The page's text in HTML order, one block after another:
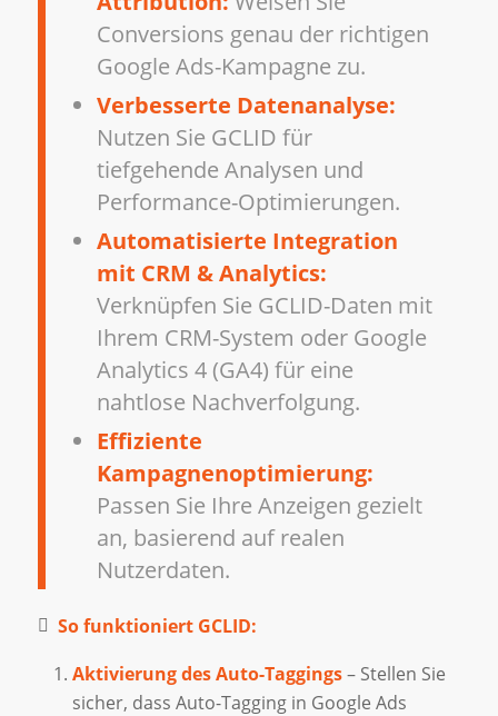
Conversions genau der richtigen
Google Ads-Kampagne zu.
Verbesserte Datenanalyse:
Nutzen Sie GCLID für
tiefgehende Analysen und
Performance-Optimierungen.
Automatisierte Integration
mit CRM & Analytics:
Verknüpfen Sie GCLID-Daten mit
Ihrem CRM-System oder Google
Analytics 4 (GA4) für eine
nahtlose Nachverfolgung.
Effiziente
Kampagnenoptimierung:
Passen Sie Ihre Anzeigen gezielt
an, basierend auf realen
Nutzerdaten.
So funktioniert GCLID:
Aktivierung des Auto-Taggings– Stellen Sie
sicher, dass Auto-Tagging in Google Ads